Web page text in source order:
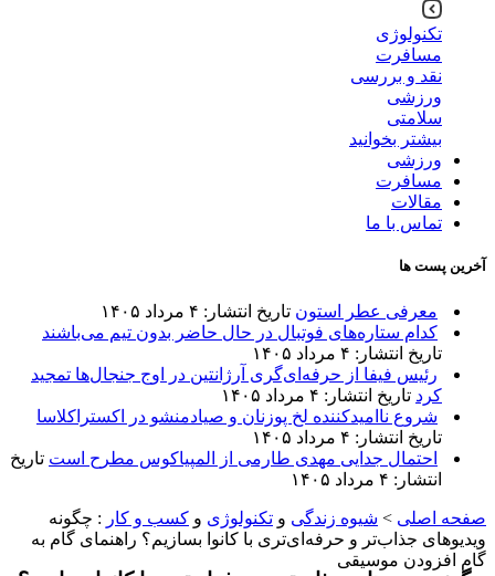
تکنولوژی
مسافرت
نقد و بررسی
ورزشی
سلامتی
بیشتر بخوانید
ورزشی
مسافرت
مقالات
تماس با ما
آخرین پست ها
معرفی عطر استون تاریخ انتشار: ۴ مرداد ۱۴۰۵
کدام ستاره‌های فوتبال در حال حاضر بدون تیم می‌باشند
تاریخ انتشار: ۴ مرداد ۱۴۰۵
رئیس فیفا از حرفه‌ای‌گری آرژانتین در اوج جنجال‌ها تمجید
کرد تاریخ انتشار: ۴ مرداد ۱۴۰۵
شروع ناامیدکننده لخ پوزنان و صیادمنشو در اکستراکلاسا
تاریخ انتشار: ۴ مرداد ۱۴۰۵
احتمال جدایی مهدی طارمی از المپیاکوس مطرح است تاریخ
انتشار: ۴ مرداد ۱۴۰۵
صفحه اصلی > شیوه زندگی و تکنولوژی و کسب و کار : چگونه
ویدیوهای جذاب‌تر و حرفه‌ای‌تری با کانوا بسازیم؟ راهنمای گام به
گام افزودن موسیقی